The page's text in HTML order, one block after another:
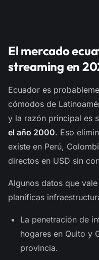
El mercado
streaming en
Ecuador es
cómodos de
y la razón principal es
el año 2000. Eso
existe en Perú,
directos en USD sin
Algunos datos que
planificas
La penetración de
hogares en Quito y
provincia.